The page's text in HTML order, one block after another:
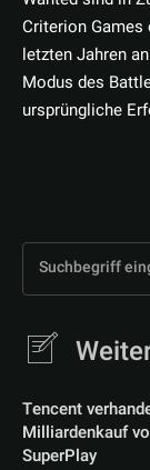
Criterion
letzten Jahren
Modus des
ursprüngliche
Suchbegriff
Tencent
Milliardenkauf
SuperPlay